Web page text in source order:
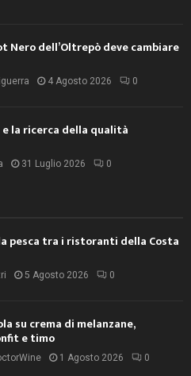
Nero dell’Oltrepò deve cambiare
4 Agosto 2026 0
e la ricerca della qualità
31 Luglio 2026 0
pesca tra i ristoranti della Costa
5 Agosto 2026 0
su crema di melanzane,
e timo
1 Agosto 2026 0